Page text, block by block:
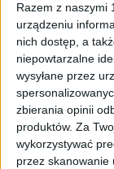
Razem z naszymi
urządzeniu
nich dostęp, a
niepowtarzalne
wysyłane przez
zbierania opinii
produktów. Za
wykorzystywać
przez skanowanie
Samorządowiec